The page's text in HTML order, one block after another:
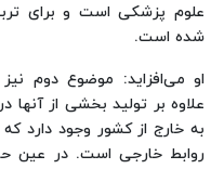
علوم پزشکی است و برای
شده است.
او می‌افزاید: موضوع دوم
علاوه بر تولید بخشی از آنها
به خارج از کشور وجود دارد
روابط خارجی است. در عین